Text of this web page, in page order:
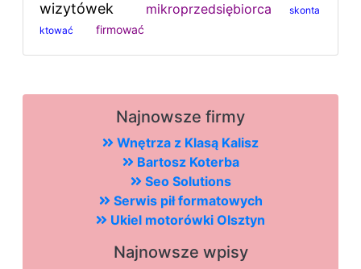
wizytówek
mikroprzedsiębiorca
skonta
ktować
firmować
Najnowsze firmy
Wnętrza z Klasą Kalisz
Bartosz Koterba
Seo Solutions
Serwis pił formatowych
Ukiel motorówki Olsztyn
Najnowsze wpisy